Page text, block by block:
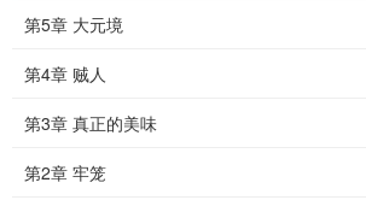
第5章 大元境
第4章 贼人
第3章 真正的美味
第2章 牢笼